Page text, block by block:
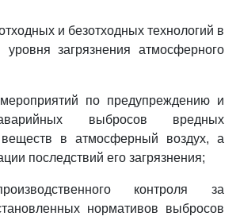
и безотходных технологий в
загрязнения атмосферного
по предупреждению и
выбросов вредных
веществ в атмосферный воздух, а
последствий его загрязнения;
контроля за
нормативов выбросов